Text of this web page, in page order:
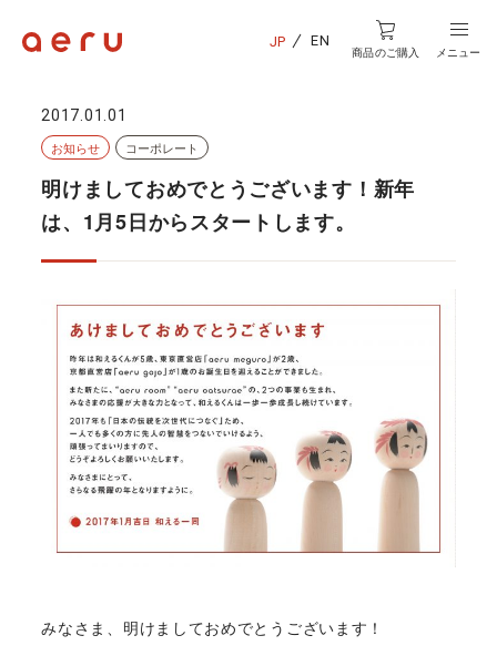
JP EN
商品のご購入 メニュー
2017.01.01
お知らせ
コーポレート
明けましておめでとうございます！新年
は、1月5日からスタートします。
みなさま、明けましておめでとうございます！